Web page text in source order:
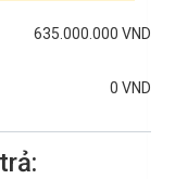
635.000.000 VND
0 VND